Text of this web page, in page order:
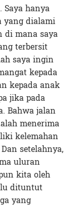
hanya
yang dialami
di mana saya
terbersit
saya ingin
kepada
kepada anak
jika pada
Bahwa jalan
menerima
kelemahan
setelahnya,
uluran
kita oleh
dituntut
yang